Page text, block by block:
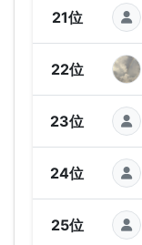
21位
22位
23位
24位
25位